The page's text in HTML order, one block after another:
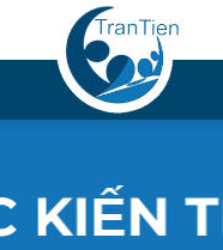
KIẾN